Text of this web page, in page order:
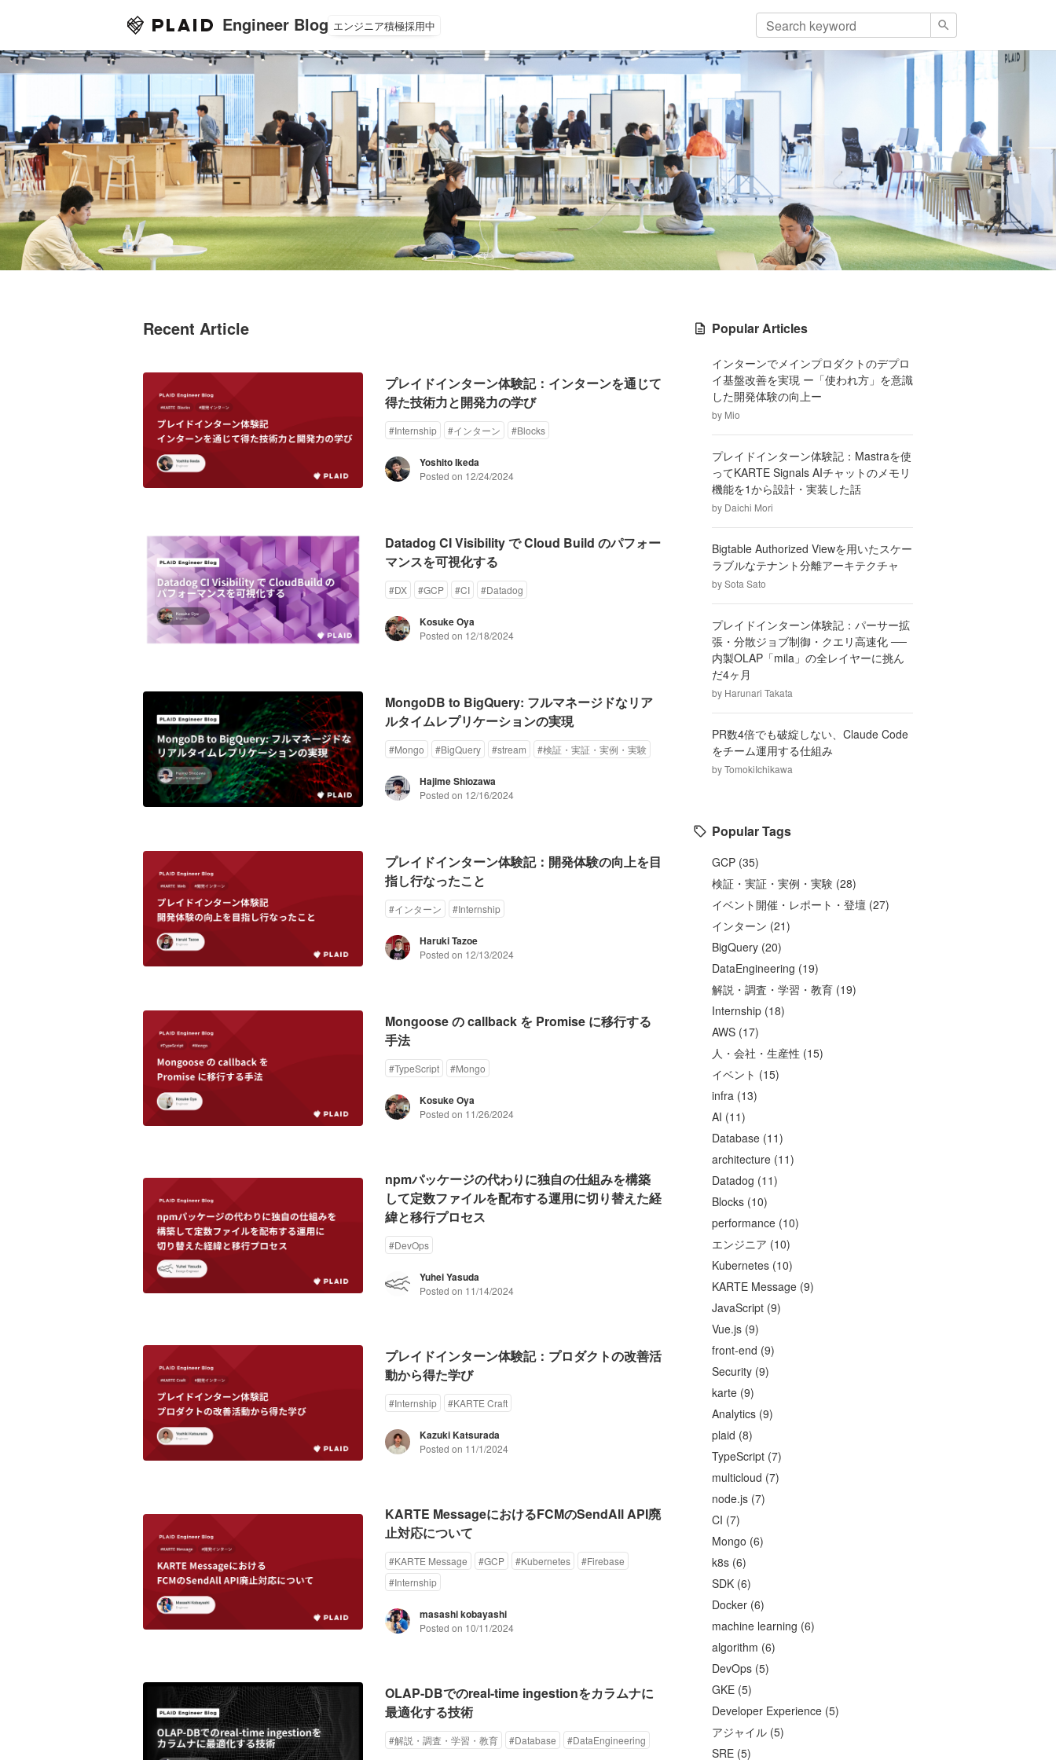
Engineer Blog エンジニア積極採用中
Recent Article
プレイドインターン体験記：インターンを通じて
得た技術力と開発力の学び
#Internship #インターン #Blocks
Yoshito Ikeda
Posted on 12/24/2024
Datadog CI Visibility で Cloud Build のパフォー
マンスを可視化する
#DX #GCP #CI #Datadog
Kosuke Oya
Posted on 12/18/2024
MongoDB to BigQuery: フルマネージドなリア
ルタイムレプリケーションの実現
#Mongo #BigQuery #stream #検証・実証・実例・実験
Hajime Shiozawa
Posted on 12/16/2024
プレイドインターン体験記：開発体験の向上を目
指し行なったこと
#インターン #Internship
Haruki Tazoe
Posted on 12/13/2024
Mongoose の callback を Promise に移行する
手法
#TypeScript #Mongo
Kosuke Oya
Posted on 11/26/2024
npmパッケージの代わりに独自の仕組みを構築
して定数ファイルを配布する運用に切り替えた経
緯と移行プロセス
#DevOps
Yuhei Yasuda
Posted on 11/14/2024
プレイドインターン体験記：プロダクトの改善活
動から得た学び
#Internship #KARTE Craft
Kazuki Katsurada
Posted on 11/1/2024
KARTE MessageにおけるFCMのSendAll API廃
止対応について
#KARTE Message #GCP #Kubernetes #Firebase
#Internship
masashi kobayashi
Posted on 10/11/2024
OLAP-DBでのreal-time ingestionをカラムナに
最適化する技術
#解説・調査・学習・教育 #Database #DataEngineering
Popular Articles
インターンでメインプロダクトのデプロ
イ基盤改善を実現 ー「使われ方」を意識
した開発体験の向上ー
by Mio
プレイドインターン体験記：Mastraを使
ってKARTE Signals AIチャットのメモリ
機能を1から設計・実装した話
by Daichi Mori
Bigtable Authorized Viewを用いたスケー
ラブルなテナント分離アーキテクチャ
bySota Sato
プレイドインターン体験記：パーサー拡
張・分散ジョブ制御・クエリ高速化 ──
内製OLAP「mila」の全レイヤーに挑ん
だ4ヶ月
by Harunari Takata
PR数4倍でも破綻しない、Claude Code
をチーム運用する仕組み
byTomokiIchikawa
Popular Tags
GCP (35)
検証・実証・実例・実験 (28)
イベント開催・レポート・登壇 (27)
インターン (21)
BigQuery (20)
DataEngineering (19)
解説・調査・学習・教育 (19)
Internship (18)
AWS (17)
人・会社・生産性 (15)
イベント (15)
infra (13)
AI (11)
Database (11)
architecture (11)
Datadog (11)
Blocks (10)
performance (10)
エンジニア (10)
Kubernetes (10)
KARTE Message (9)
JavaScript (9)
Vue.js (9)
front-end (9)
Security (9)
karte (9)
Analytics (9)
plaid (8)
TypeScript (7)
multicloud (7)
node.js (7)
CI (7)
Mongo (6)
k8s (6)
SDK (6)
Docker (6)
machine learning (6)
algorithm (6)
DevOps (5)
GKE (5)
Developer Experience (5)
アジャイル (5)
SRE (5)